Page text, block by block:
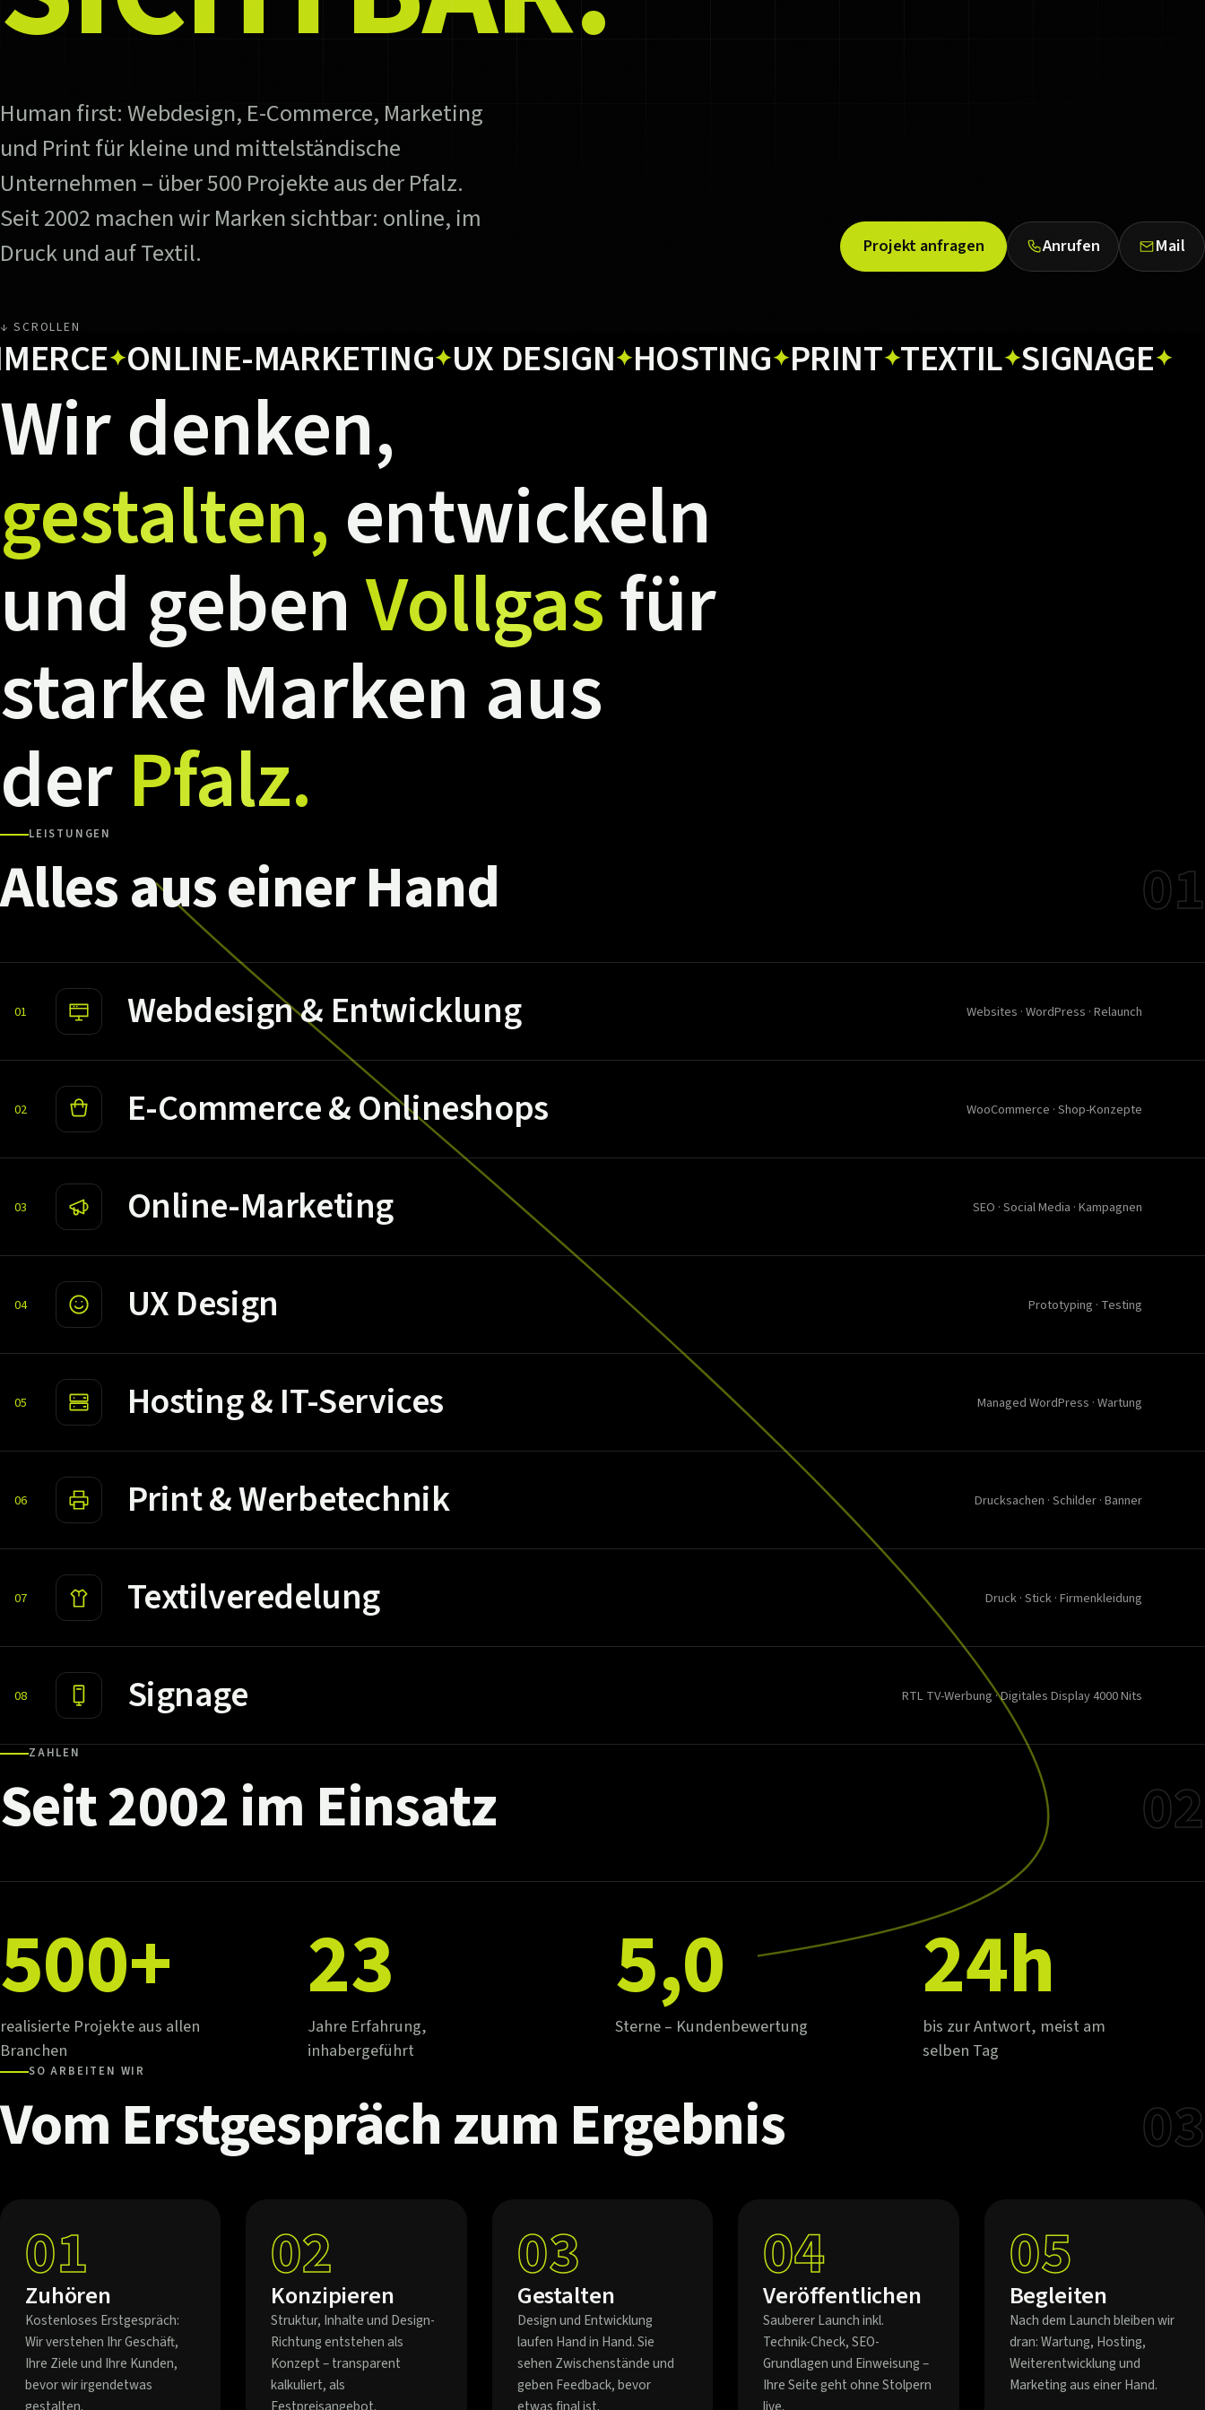
Human first: Webdesign, E-Commerce, Marketing
und Print für kleine und mittelständische
Unternehmen – über 500 Projekte aus der Pfalz.
Seit 2002 machen wir Marken sichtbar: online, im
Druck und auf Textil.
Projekt anfragen Anrufen Mail
↓ SCROLLEN
✦ONLINE-MARKETING✦UX DESIGN✦HOSTING✦PRINT✦TEXTIL✦SIGNAGE✦
Wirdenken,
gestalten,entwickeln
und gebenVollgasfür
starke Marken aus
derPfalz.
LEISTUNGEN
AllesauseinerHand 01
01 Webdesign & Entwicklung Websites · WordPress · Relaunch
02 E-Commerce & Onlineshops WooCommerce · Shop-Konzepte
03 Online-Marketing SEO · Social Media · Kampagnen
04 UX Design Prototyping · Testing
05 Hosting & IT-Services Managed WordPress · Wartung
06 Print & Werbetechnik Drucksachen · Schilder · Banner
07 Textilveredelung Druck · Stick · Firmenkleidung
08 Signage RTL TV-Werbung · Digitales Display 4000 Nits
ZAHLEN
Seit2002im Einsatz 02
500+
realisierte Projekte aus allen
Branchen
23
Jahre Erfahrung,
inhabergeführt
5,0
Sterne – Kundenbewertung
24h
bis zur Antwort, meist am
selben Tag
SO ARBEITEN WIR
Vom Erstgesprächzum Ergebnis
03
01
Zuhören
Kostenloses Erstgespräch:
Wir verstehen Ihr Geschäft,
Ihre Ziele und Ihre Kunden,
bevor wir irgendetwas
02
Konzipieren
Struktur, Inhalte und Design-
Richtung entstehen als
Konzept – transparent
kalkuliert, als
03
Gestalten
Design und Entwicklung
laufen Hand in Hand. Sie
sehen Zwischenstände und
geben Feedback, bevor
04
Veröffentlichen
Sauberer Launch inkl.
Technik-Check, SEO-
Grundlagen und Einweisung –
Ihre Seite geht ohne Stolpern
05
Begleiten
Nach dem Launch bleiben wir
dran: Wartung, Hosting,
Weiterentwicklung und
Marketing aus einer Hand.